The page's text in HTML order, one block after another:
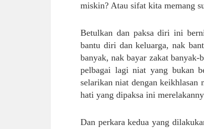
miskin? Atau sifat kita memang
Betulkan dan paksa diri ini
bantu diri dan keluarga, nak
banyak, nak bayar zakat banyak-
pelbagai lagi niat yang bukan
selarikan niat dengan keikhlasan
hati yang dipaksa ini
Dan perkara kedua yang